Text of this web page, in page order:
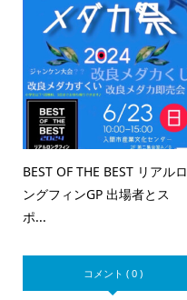
BEST OF THE BEST リアルロ
ングフィンGP 出場者とス
ポ...
コメント ( 0 )